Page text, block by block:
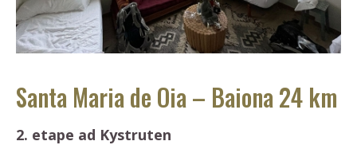
Santa Maria de Oia – Baiona 24 km
2. etape ad Kystruten